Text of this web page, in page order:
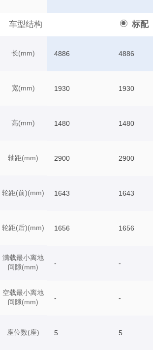
车型结构 标配
长(mm)
宽(mm)
高(mm)
轴距(mm)
轮距(前)(mm)
轮距(后)(mm)
满载最小离地
间隙(mm)
空载最小离地
间隙(mm)
座位数(座)
4886 4886
1930 1930
1480 1480
2900 2900
1643 1643
1656 1656
- -
- -
5 5